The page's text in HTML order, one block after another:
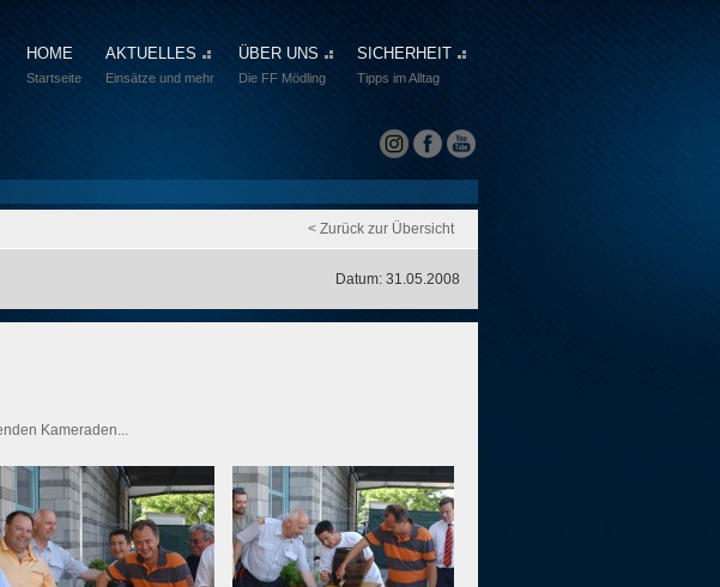
HOME
Startseite
AKTUELLES
Einsätze und mehr
ÜBER UNS
Die FF Mödling
SICHERHEIT
Tipps im Alltag
< Zurück zur Übersicht
Datum: 31.05.2008
Kameraden...